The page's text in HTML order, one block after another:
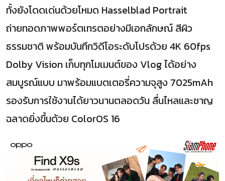
ทั้งยังโดดเด่นด้วยโหมด Hasselblad Portrait
ถ่ายทอดภาพพอร์ตเทรตอย่างมีเอกลักษณ์ สีผิว
ธรรมชาติ พร้อมบันทึกวิดีโอระดับโปรด้วย 4K 60fps
Dolby Vision เก็บทุกโมเมนต์ของ Vlog ได้อย่าง
สมบูรณ์แบบ มาพร้อมแบตเตอรี่ความจุสูง 7025mAh
รองรับการใช้งานได้ยาวนานตลอดวัน ลื่นไหลและชาญ
ฉลาดยิ่งขึ้นด้วย ColorOS 16